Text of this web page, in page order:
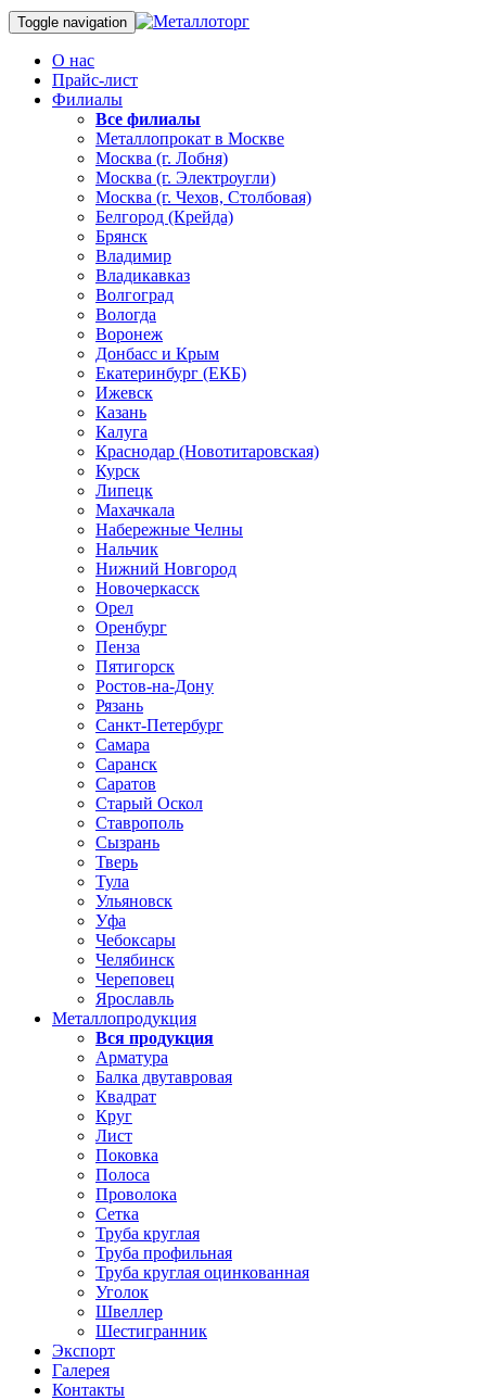
Toggle navigation
О нас
Прайс-лист
Филиалы
Все филиалы
Металлопрокат в Москве
Москва (г. Лобня)
Москва (г. Электроугли)
Москва (г. Чехов, Столбовая)
Белгород (Крейда)
Брянск
Владимир
Владикавказ
Волгоград
Вологда
Воронеж
Донбасс и Крым
Екатеринбург (ЕКБ)
Ижевск
Казань
Калуга
Краснодар (Новотитаровская)
Курск
Липецк
Махачкала
Набережные Челны
Нальчик
Нижний Новгород
Новочеркасск
Орел
Оренбург
Пенза
Пятигорск
Ростов-на-Дону
Рязань
Санкт-Петербург
Самара
Саранск
Саратов
Старый Оскол
Ставрополь
Сызрань
Тверь
Тула
Ульяновск
Уфа
Чебоксары
Челябинск
Череповец
Ярославль
Металлопродукция
Вся продукция
Арматура
Балка двутавровая
Квадрат
Круг
Лист
Поковка
Полоса
Проволока
Сетка
Труба круглая
Труба профильная
Труба круглая оцинкованная
Уголок
Швеллер
Шестигранник
Экспорт
Галерея
Контакты